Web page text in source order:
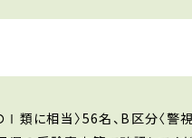
類に相当〉56名、B区分〈警